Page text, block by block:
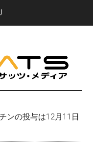
ンの投与は12月11日